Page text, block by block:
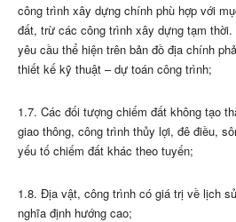
công trình xây dựng chính phù hợp với
đất, trừ các công trình xây dựng tạm
yêu cầu thể hiện trên bản đồ địa chính
thiết kế kỹ thuật – dự toán công trình;
1.7. Các đối tượng chiếm đất không tạo
giao thông, công trình thủy lợi, đê điều,
yếu tố chiếm đất khác theo tuyến;
1.8. Địa vật, công trình có giá trị về lịch
nghĩa định hướng cao;